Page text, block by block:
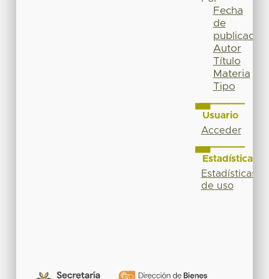
Fecha
de
publicación
Autor
Título
Materia
Tipo
Usuario
Acceder
Estadísticas
Estadísticas
de uso